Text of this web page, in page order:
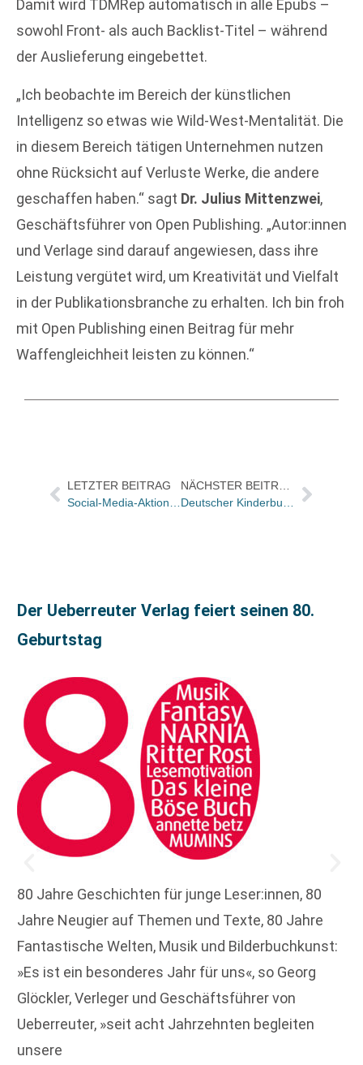
Damit wird TDMRep automatisch in alle Epubs –
sowohl Front- als auch Backlist-Titel – während
der Auslieferung eingebettet.
„Ich beobachte im Bereich der künstlichen
Intelligenz so etwas wie Wild-West-Mentalität. Die
in diesem Bereich tätigen Unternehmen nutzen
ohne Rücksicht auf Verluste Werke, die andere
geschaffen haben.“ sagt Dr. Julius Mittenzwei,
Geschäftsführer von Open Publishing. „Autor:innen
und Verlage sind darauf angewiesen, dass ihre
Leistung vergütet wird, um Kreativität und Vielfalt
in der Publikationsbranche zu erhalten. Ich bin froh
mit Open Publishing einen Beitrag für mehr
Waffengleichheit leisten zu können.“
LETZTER BEITRAG
Der Ueberreuter Verlag feiert seinen 80.
Geburtstag
80 Jahre Geschichten für junge Leser:innen, 80
Jahre Neugier auf Themen und Texte, 80 Jahre
Fantastische Welten, Musik und Bilderbuchkunst:
»Es ist ein besonderes Jahr für uns«, so Georg
Glöckler, Verleger und Geschäftsführer von
Ueberreuter, »seit acht Jahrzehnten begleiten
unsere